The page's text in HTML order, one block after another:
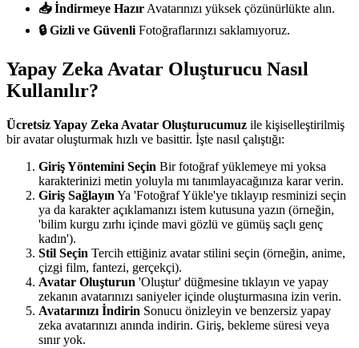
📥 İndirmeye HazırAvatarınızı yüksek çözünürlükte alın.
🔒 Gizli ve GüvenliFotoğraflarınızı saklamıyoruz.
Yapay Zeka Avatar Oluşturucu Nasıl
Kullanılır?
Ücretsiz Yapay Zeka Avatar Oluşturucumuz ile kişiselleştirilmiş
bir avatar oluşturmak hızlı ve basittir. İşte nasıl çalıştığı:
Giriş Yöntemini Seçin Bir fotoğraf yüklemeye mi yoksa
karakterinizi metin yoluyla mı tanımlayacağınıza karar verin.
Giriş Sağlayın Ya 'Fotoğraf Yükle'ye tıklayıp resminizi seçin
ya da karakter açıklamanızı istem kutusuna yazın (örneğin,
'bilim kurgu zırhı içinde mavi gözlü ve gümüş saçlı genç
kadın').
Stil Seçin Tercih ettiğiniz avatar stilini seçin (örneğin, anime,
çizgi film, fantezi, gerçekçi).
Avatar Oluşturun 'Oluştur' düğmesine tıklayın ve yapay
zekanın avatarınızı saniyeler içinde oluşturmasına izin verin.
Avatarınızı İndirin Sonucu önizleyin ve benzersiz yapay
zeka avatarınızı anında indirin. Giriş, bekleme süresi veya
sınır yok.